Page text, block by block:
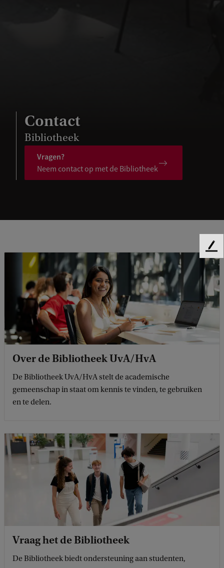
Contact
Bibliotheek
Vragen?
Neem contact op met de Bibliotheek
Over de Bibliotheek UvA/HvA
De Bibliotheek UvA/HvA stelt de academische
gemeenschap in staat om kennis te vinden, te gebruiken
en te delen.
Vraag het de Bibliotheek
De Bibliotheek biedt ondersteuning aan studenten,
F
e
e
b
a